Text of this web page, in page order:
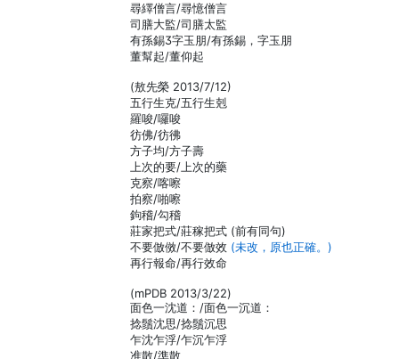
尋繹僧言/尋憶僧言
司膳大監/司膳太監
有孫錫字玉朋/有孫錫，字玉朋
董幫起/董仰起
(敖先榮 2013/7/12)
五行生克/五行生剋
羅唆/囉唆
彷佛/彷彿
方子均/方子壽
上次的要/上次的藥
克察/喀嚓
拍察/啪嚓
鉤稽/勾稽
莊家把式/莊稼把式 (前有同句)
不要倣傚/不要倣效 (未改，原也正確。)
再行報命/再行效命
(mPDB 2013/3/22)
面色一沈道：/面色一沉道：
捻鬚沈思/捻鬚沉思
乍沈乍浮/乍沉乍浮
准散/準散